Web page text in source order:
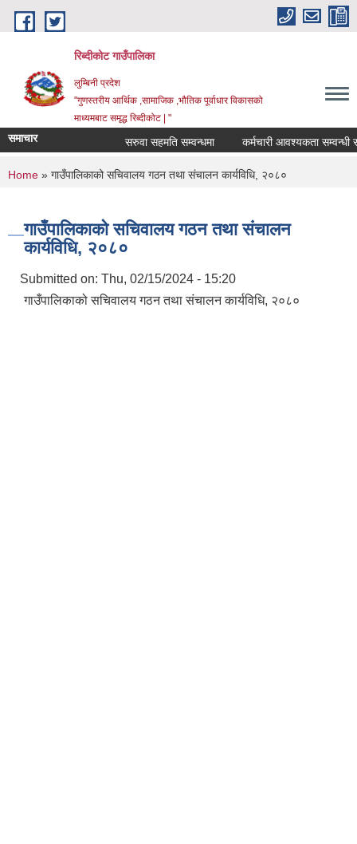
Skip to main content
रिब्दीकोट गाउँपालिका
लुम्बिनी प्रदेश
"गुणस्तरीय आर्थिक ,सामाजिक ,भौतिक पूर्वाधार विकासको
माध्यमबाट समृद्ध रिब्दीकोट | "
समाचार सरुवा सहमति सम्वन्धमा कर्मचारी आवश्यकता सम्वन्धी सूचना
You are here
Home » गाउँपालिकाको सचिवालय गठन तथा संचालन कार्यविधि, २०८०
गाउँपालिकाको सचिवालय गठन तथा संचालन
कार्यविधि, २०८०
Submitted on: Thu, 02/15/2024 - 15:20
गाउँपालिकाको सचिवालय गठन तथा संचालन कार्यविधि, २०८०